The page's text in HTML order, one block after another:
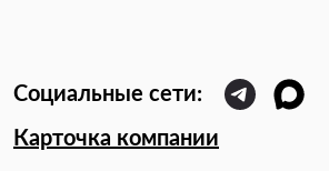
Карточка компании